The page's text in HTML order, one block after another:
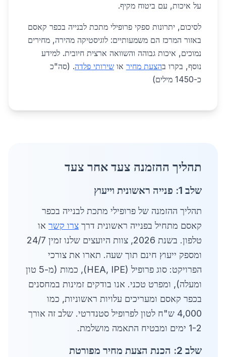
על איכות, עם ביטוח מקיף.
לסיכום, יתרונות ספקי פרופילי מתכת לבנייה בכפר קאסם
באזור המרכז הם משמעותיים: לוגיסטיקה מהירה, מחירים
נמוכים, איכות גבוהה והשוואה ארצית חיובית. למידע
נוסף, בקרו בהצעת מחיר או שירותי פלדה. (סה"כ
כ-1450 מילים)
תהליך ההזמנה צעד אחר צעד
שלב 1: פנייה ראשונית וייעוץ
תהליך ההזמנה של פרופילי מתכת לבנייה בכפר
קאסם מתחיל בפנייה ראשונית דרך צרו קשר או
טלפון. בשנת 2026, צוות היועצים שלנו זמין 24/7
ומספק ייעוץ חינם תוך שעה. תארו את צורכי
הפרויקט: סוג פרופיל (HEA, IPE), כמות (מ-5 טון
ומעלה), ומפרט טכני. אנו בודקים זמינות במחסנים
בכפר קאסם ומעריכים עלויות ראשוניות, כמו
4,000 ש"ח לטון לפרופיל סטנדרטי. שלב זה אורך
1-2 ימים ומבטיח התאמה מושלמת.
שלב 2: הכנת הצעת מחיר מפורטת